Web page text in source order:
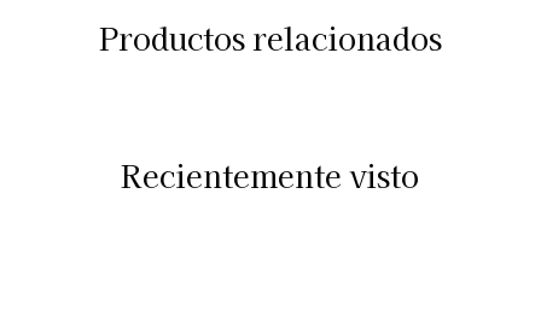
Productos relacionados
Recientemente visto